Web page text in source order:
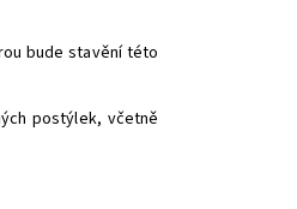
bude stavění této
postýlek, včetně